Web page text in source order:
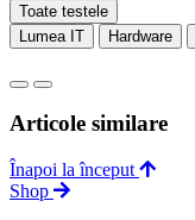
Toate testele
Lumea IT
Hardware
Articole similare
Înapoi la început
Shop